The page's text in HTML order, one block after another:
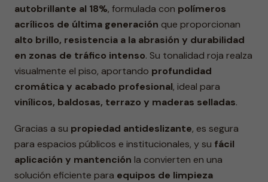
autobrillante al 18%, formulada con polímeros
acrílicos de última generación que proporcionan
alto brillo, resistencia a la abrasión y durabilidad
en zonas de tráfico intenso. Su tonalidad roja realza
visualmente el piso, aportando profundidad
cromática y acabado profesional, ideal para
vinílicos, baldosas, terrazo y maderas selladas.
Gracias a su propiedad antideslizante, es segura
para espacios públicos e institucionales, y su fácil
aplicación y mantención la convierten en una
solución eficiente para equipos de limpieza